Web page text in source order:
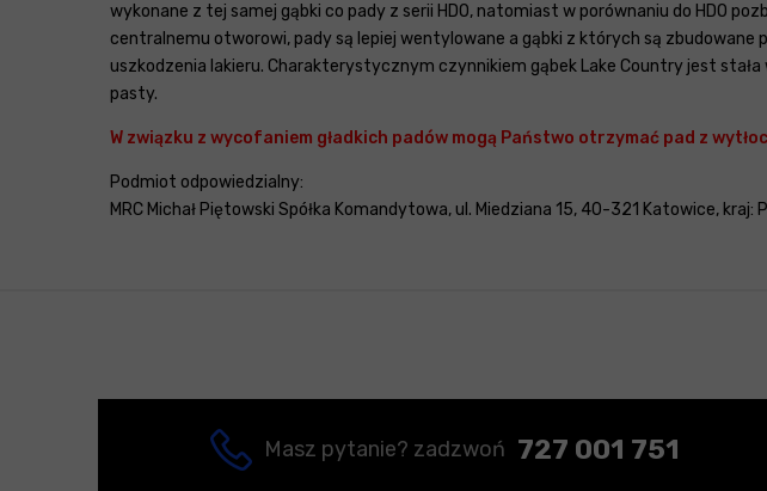
wykonane z tej samej gąbki co pady z serii HDO, natomiast w porównaniu do HDO
centralnemu otworowi, pady są lepiej wentylowane a gąbki z których są
uszkodzenia lakieru. Charakterystycznym czynnikiem gąbek Lake Country jest
pasty.
W związku z wycofaniem gładkich padów mogą Państwo otrzymać pad z
Podmiot odpowiedzialny:
MRC Michał Piętowski Spółka Komandytowa, ul. Miedziana 15, 40-321 Katowice, kraj:
Masz pytanie? zadzwoń 727 001 751